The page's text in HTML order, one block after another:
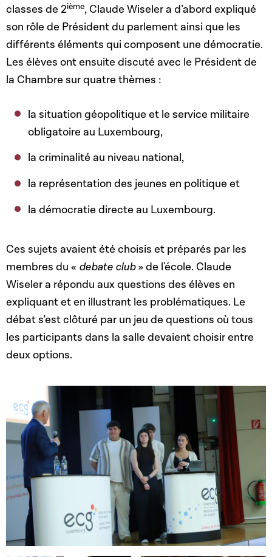
classes de 2ième, Claude Wiseler a d’abord expliqué
son rôle de Président du parlement ainsi que les
différents éléments qui composent une démocratie.
Les élèves ont ensuite discuté avec le Président de
la Chambre sur quatre thèmes :
la situation géopolitique et le service militaire
obligatoire au Luxembourg,
la criminalité au niveau national,
la représentation des jeunes en politique et
la démocratie directe au Luxembourg.
Ces sujets avaient été choisis et préparés par les
membres du « debate club» de l'école. Claude
Wiseler a répondu aux questions des élèves en
expliquant et en illustrant les problématiques. Le
débat s’est clôturé par un jeu de questions où tous
les participants dans la salle devaient choisir entre
deux options.
Open image in gallery